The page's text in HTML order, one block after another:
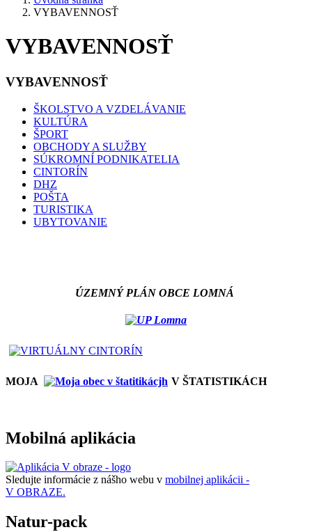
VYBAVENNOSŤ
VYBAVENNOSŤ
VYBAVENNOSŤ
ŠKOLSTVO A VZDELÁVANIE
KULTÚRA
ŠPORT
OBCHODY A SLUŽBY
SÚKROMNÍ PODNIKATELIA
CINTORÍN
DHZ
POŠTA
TURISTIKA
UBYTOVANIE
ÚZEMNÝ PLÁN OBCE LOMNÁ
MOJA V ŠTATISTIKÁCH
Mobilná aplikácia
Sledujte informácie z nášho webu v mobilnej aplikácii -
V OBRAZE.
Natur-pack